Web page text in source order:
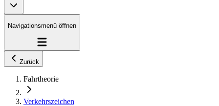
Navigationsmenü öffnen
Zurück
Fahrtheorie
Verkehrszeichen